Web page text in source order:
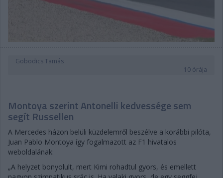
Gobodics Tamás
10 órája
Montoya szerint Antonelli kedvessége sem
segít Russellen
A Mercedes házon belüli küzdelemről beszélve a korábbi pilóta,
Juan Pablo Montoya így fogalmazott az F1 hivatalos
weboldalának:
„A helyzet bonyolult, mert Kimi rohadtul gyors, és emellett